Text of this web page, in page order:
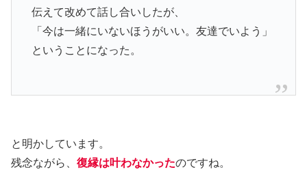
伝えて改めて話し合いしたが、
「今は一緒にいないほうがいい。友達でいよう」
ということになった。
と明かしています。
残念ながら、 復縁は叶わなかったのですね。